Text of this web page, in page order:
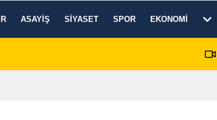
ASAYIŞ SIYASET SPOR EKONOMI